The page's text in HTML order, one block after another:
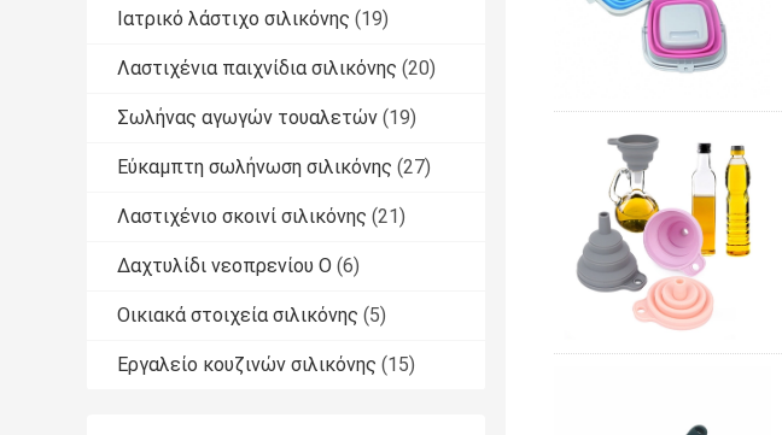
Ιατρικό λάστιχο σιλικόνης (19)
Λαστιχένια παιχνίδια σιλικόνης (20)
Σωλήνας αγωγών τουαλετών (19)
Εύκαμπτη σωλήνωση σιλικόνης (27)
Λαστιχένιο σκοινί σιλικόνης (21)
Δαχτυλίδι νεοπρενίου Ο (6)
Οικιακά στοιχεία σιλικόνης (5)
Εργαλείο κουζινών σιλικόνης (15)